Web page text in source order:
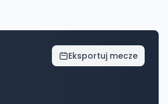
Eksportuj mecze